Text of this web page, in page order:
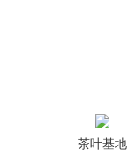
茶叶基地